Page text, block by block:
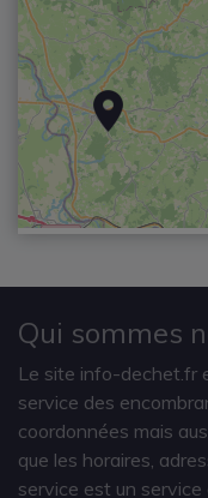
Qui sommes
Le site info-dechet.fr
service des
coordonnées mais
que les horaires,
service est un